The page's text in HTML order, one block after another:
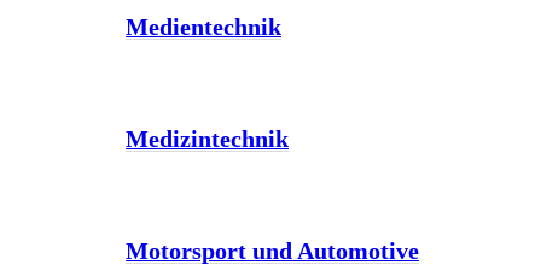
Medientechnik
Medizintechnik
Motorsport und Automotive